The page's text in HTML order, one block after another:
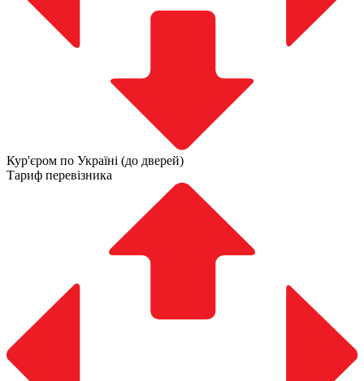
Кур'єром по Україні (до дверей)
Тариф перевізника